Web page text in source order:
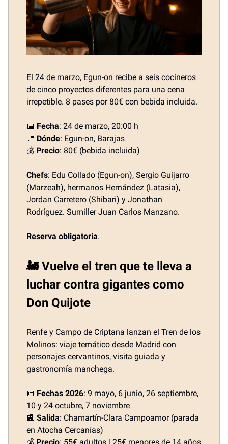
El 24 de marzo, Egun-on recibe a seis cocineros
de cinco proyectos diferentes para una cena
irrepetible. 8 pases por 80€ con bebida incluida.
📅 Fecha: 24 de marzo, 20:00 h
📍 Dónde: Egun-on, Barajas
💰 Precio: 80€ (bebida incluida)
Chefs: Edu Collado (Egun-on), Sergio Guijarro
(Marzeah), hermanos Hernández (Latasia),
Jordan Carretero (Shibari) y Jonathan
Rodríguez. Sumiller Juan Carlos Manzano.
Reserva obligatoria.
🚂 Vuelve el tren que te lleva a
luchar contra gigantes como
Don Quijote
Renfe y Campo de Criptana lanzan el Tren de los
Molinos: viaje temático desde Madrid con
personajes cervantinos, visita guiada y
gastronomía manchega.
📅 Fechas 2026: 9 mayo, 6 junio, 26 septiembre,
10 y 24 octubre, 7 noviembre
🚉 Salida: Chamartín-Clara Campoamor (parada
en Atocha Cercanías)